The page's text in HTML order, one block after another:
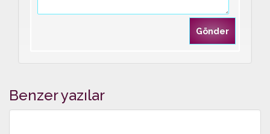
Benzer yazılar